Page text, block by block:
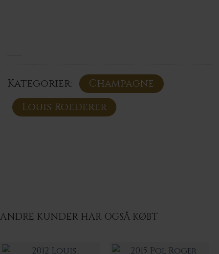
Kategorier:
Champagne
Louis Roederer
ANDRE KUNDER HAR OGSÅ KØBT